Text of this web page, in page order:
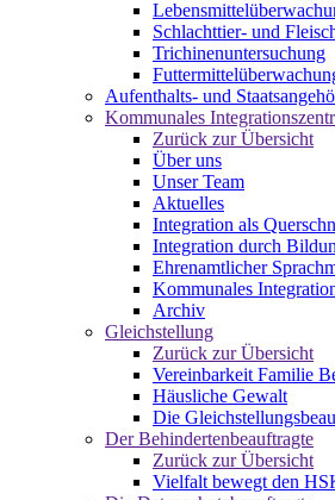
Schlachttier- und
Trichinenuntersuchung
Aufenthalts- und
Kommunales
Zurück zur Übersicht
Über uns
Unser Team
Aktuelles
Integration als
Integration durch
Ehrenamtlicher
Kommunales
Archiv
Gleichstellung
Zurück zur Übersicht
Vereinbarkeit Familie
Häusliche Gewalt
Die
Der Behindertenbeauftragte
Zurück zur Übersicht
Vielfalt bewegt den